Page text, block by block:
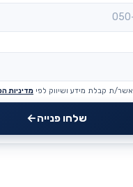
ת קבלת מידע ושיווק לפי מדיניות
שלחו פנייה